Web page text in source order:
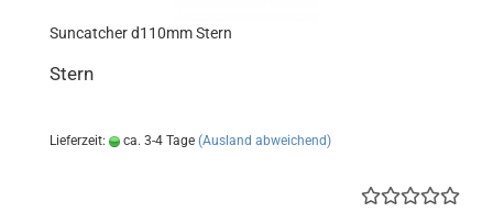
Suncatcher d110mm Stern
Stern
Lieferzeit: ca. 3-4 Tage (Ausland abweichend)